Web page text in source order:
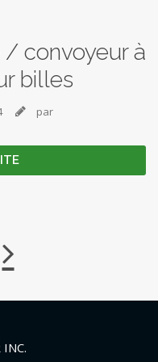
/ convoyeur à
billes
 par

INC.